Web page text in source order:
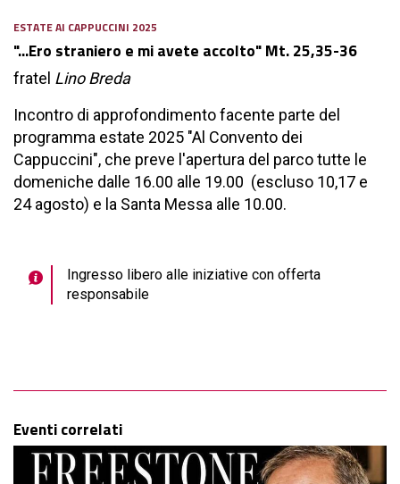
ESTATE AI CAPPUCCINI 2025
"...Ero straniero e mi avete accolto" Mt. 25,35-36
fratel Lino Breda
Incontro di approfondimento facente parte del
programma estate 2025 "Al Convento dei
Cappuccini", che preve l'apertura del parco tutte le
domeniche dalle 16.00 alle 19.00 (escluso 10,17 e
24 agosto) e la Santa Messa alle 10.00.
Ingresso libero alle iniziative con offerta
responsabile
Eventi correlati